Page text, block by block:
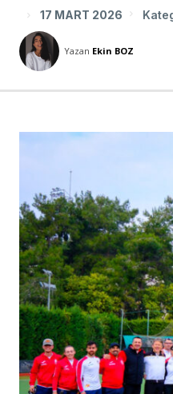
17 MART 2026
Yazan Ekin BOZ